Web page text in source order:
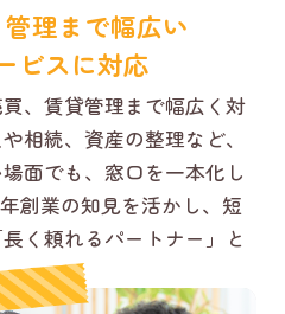
理まで幅広い
ビスに対応
、賃貸管理まで幅広く対
相続、資産の整理など、
面でも、窓口を一本化し
創業の知見を活かし、短
く頼れるパートナー」と